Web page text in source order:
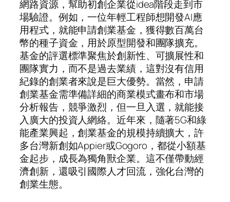
網路資源，幫助初創企業從idea階段走到市
場驗證。例如，一位年輕工程師想開發AI應
用程式，就能申請創業基金，獲得數百萬台
幣的種子資金，用於原型開發和團隊擴充。
基金的評選標準聚焦於創新性、可擴展性和
團隊實力，而不是過去業績，這對沒有信用
紀錄的創業者來說是巨大優勢。當然，申請
創業基金需準備詳細的商業模式畫布和市場
分析報告，競爭激烈，但一旦入選，就能接
入廣大的投資人網絡。近年來，隨著5G和綠
能產業興起，創業基金的規模持續擴大，許
多台灣新創如Appier或Gogoro，都從小額基
金起步，成長為獨角獸企業。這不僅帶動經
濟創新，還吸引國際人才回流，強化台灣的
創業生態。